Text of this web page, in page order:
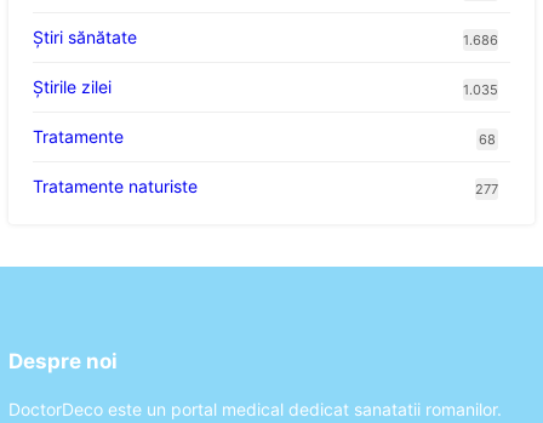
Ştiri sănătate 1.686
Știrile zilei 1.035
Tratamente 68
Tratamente naturiste 277
Despre noi
DoctorDeco este un portal medical dedicat sanatatii romanilor.